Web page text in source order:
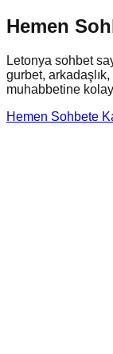
Hemen
Letonya sohbet
gurbet,
muhabbetine
Hemen Sohbete